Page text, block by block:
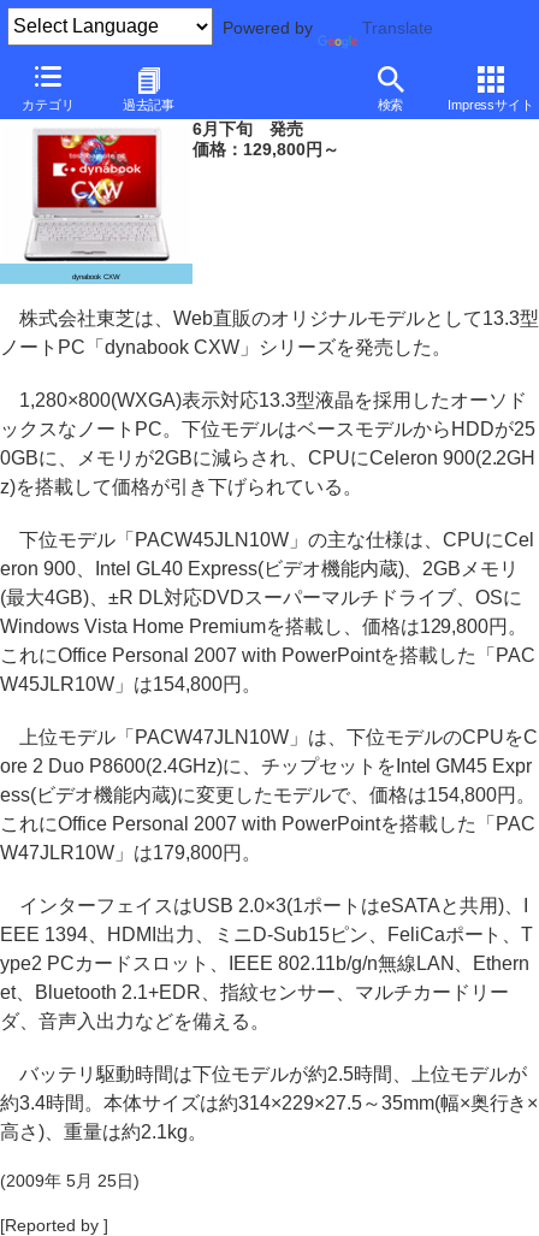
Powered by Translate
カテゴリ 過去記事 検索 Impressサイト
東芝、129,800円からの13.3型dynabook
dynabook CXW
6月下旬 発売
価格：129,800円～
株式会社東芝は、Web直販のオリジナルモデルとして13.3型
ノートPC「dynabook CXW」シリーズを発売した。
1,280×800(WXGA)表示対応13.3型液晶を採用したオーソド
ックスなノートPC。下位モデルはベースモデルからHDDが25
0GBに、メモリが2GBに減らされ、CPUにCeleron 900(2.2GH
z)を搭載して価格が引き下げられている。
下位モデル「PACW45JLN10W」の主な仕様は、CPUにCel
eron 900、Intel GL40 Express(ビデオ機能内蔵)、2GBメモリ
(最大4GB)、±R DL対応DVDスーパーマルチドライブ、OSに
Windows Vista Home Premiumを搭載し、価格は129,800円。
これにOffice Personal 2007 with PowerPointを搭載した「PAC
W45JLR10W」は154,800円。
上位モデル「PACW47JLN10W」は、下位モデルのCPUをC
ore 2 Duo P8600(2.4GHz)に、チップセットをIntel GM45 Expr
ess(ビデオ機能内蔵)に変更したモデルで、価格は154,800円。
これにOffice Personal 2007 with PowerPointを搭載した「PAC
W47JLR10W」は179,800円。
インターフェイスはUSB 2.0×3(1ポートはeSATAと共用)、I
EEE 1394、HDMI出力、ミニD-Sub15ピン、FeliCaポート、T
ype2 PCカードスロット、IEEE 802.11b/g/n無線LAN、Ethern
et、Bluetooth 2.1+EDR、指紋センサー、マルチカードリー
ダ、音声入出力などを備える。
バッテリ駆動時間は下位モデルが約2.5時間、上位モデルが
約3.4時間。本体サイズは約314×229×27.5～35mm(幅×奥行き×
高さ)、重量は約2.1kg。
(2009年 5月 25日)
[Reported by ]